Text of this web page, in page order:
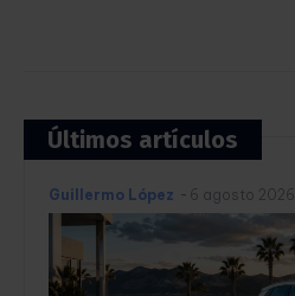
Últimos artículos
Guillermo López - 6 agosto 2026